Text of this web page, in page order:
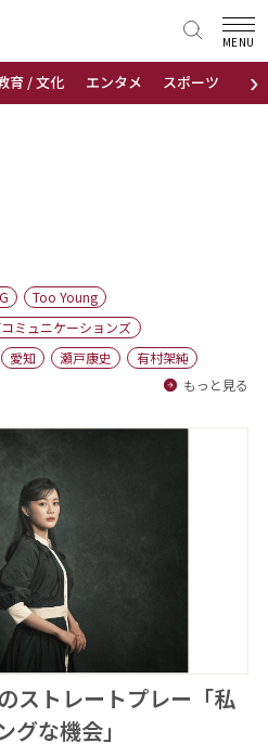
›
育 / 文化 エンタメ スポーツ 地域
MENU
Too Young
ミュニケーションズ
愛知 瀬戸康史
有村架純
もっと見る
ストレートプレー「私
グな機会」